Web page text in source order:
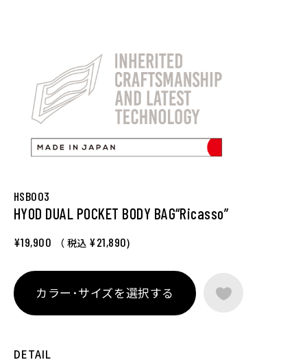
HSB003
HYOD DUAL POCKET BODY BAG“Ricasso”
¥19,900 （ 税込 ¥21,890)
カラー･サイズを選択する
DETAIL